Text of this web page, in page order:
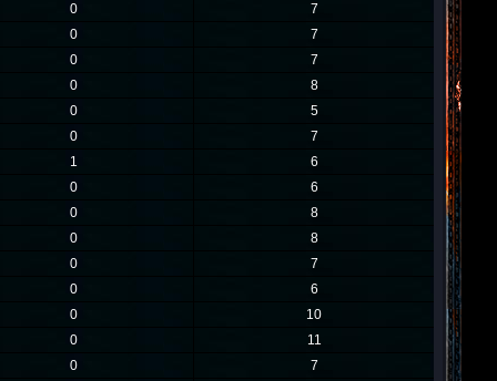
0
7
0
7
0
7
0
8
0
5
0
7
1
6
0
6
0
8
0
8
0
7
0
6
0
10
0
11
0
7